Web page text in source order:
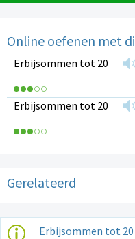
Online oefenen met
Erbijsommen tot 20
Erbijsommen tot 20
Gerelateerd
Erbijsommen tot